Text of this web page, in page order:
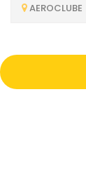
AEROCLUBE